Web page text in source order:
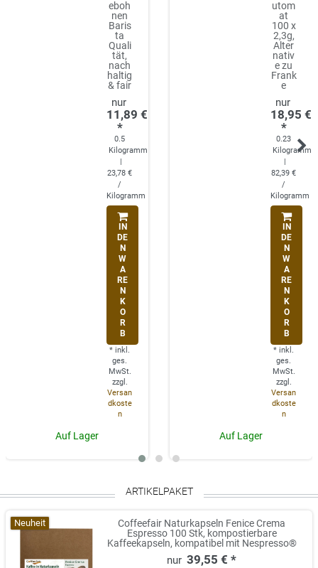
eboh
nen
Baris
ta
Quali
tät,
nach
haltig
& fair
11,89 €
*
0.5
Kilogramm
23,78 €
/
Kilogramm
IN
DE
N
W
A
RE
N
K
O
R
B
* inkl.
ges.
MwSt.
zzgl.
Versan
dkoste
n
Auf Lager
utom
at
100 x
2,3g,
Alter
nativ
e zu
Frank
e
18,95 €
*
0.23
Kilogramm
82,39 €
/
Kilogramm
IN
DE
N
W
A
RE
N
K
O
R
B
* inkl.
ges.
MwSt.
zzgl.
Versan
dkoste
n
Auf Lager
ARTIKELPAKET
Neuheit
Coffeefair Naturkapseln Fenice Crema
Espresso 100 Stk, kompostierbare
Kaffeekapseln, kompatibel mit Nespresso®
39,55 € *